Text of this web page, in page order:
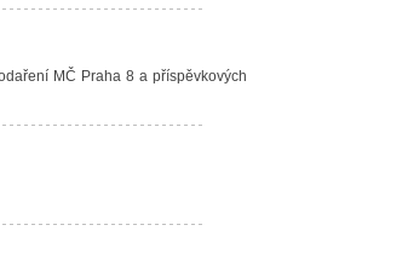
MČ Praha 8 a příspěvkových